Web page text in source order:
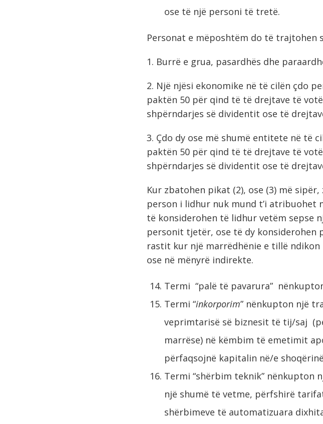
ose të një personi të tretë.
Personat e mëposhtëm do të trajtohen
1. Burrë e grua, pasardhës dhe
2. Një njësi ekonomike në të cilën çdo
paktën 50 për qind të të drejtave të
shpërndarjes së dividentit ose të
3. Çdo dy ose më shumë entitete në të
paktën 50 për qind të të drejtave të
shpërndarjes së dividentit ose të
Kur zbatohen pikat (2), ose (3) më
person i lidhur nuk mund t’i atribuohet
të konsiderohen të lidhur vetëm sepse
personit tjetër, ose të dy
rastit kur një marrëdhënie e tillë
ose në mënyrë indirekte.
Termi “palë të pavarura”
Termi “inkorporim” nënkupton një
veprimtarisë së biznesit të tij/saj
marrëse) në këmbim të emetimit
përfaqsojnë kapitalin në/e
Termi “shërbim teknik” nënkupton
një shumë të vetme, përfshirë
shërbimeve të automatizuara